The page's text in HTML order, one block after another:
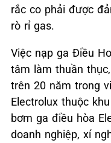
rắc co phải được
rò rỉ gas.
Việc nạp ga Điều
tâm làm thuần
trên 20 năm trong
Electrolux thuộc
bơm ga điều hòa
doanh nghiệp, xí